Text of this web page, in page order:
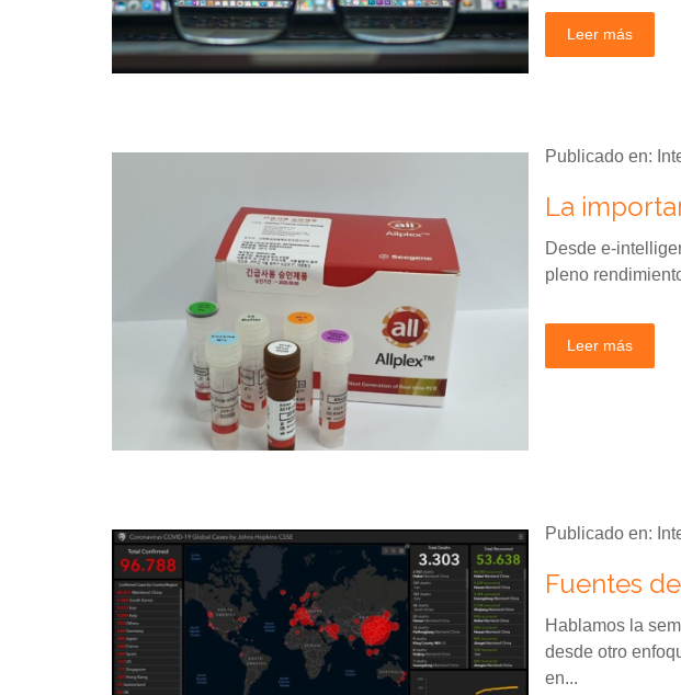
Leer más
Publicado en:
La
Desde e-
pleno
Leer más
Publicado en:
Fuentes
Hablamos la
desde otro
en...